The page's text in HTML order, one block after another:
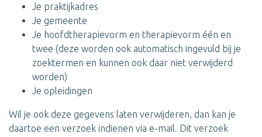
Je praktijkadres
Je gemeente
Je hoofdtherapievorm en therapievorm één en
twee (deze worden ook automatisch ingevuld bij je
zoektermen en kunnen ook daar niet verwijderd
worden)
Je opleidingen
Wil je ook deze gegevens laten verwijderen, dan kan je
daartoe een verzoek indienen via e-mail. Dit verzoek